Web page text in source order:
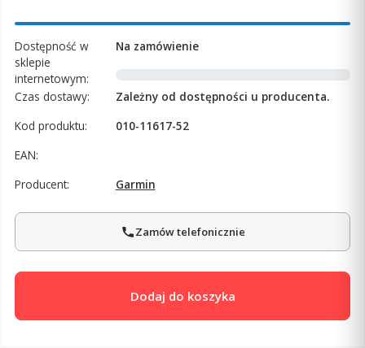
Dostępność w
sklepie
internetowym:
Na zamówienie
Czas dostawy:
Zależny od dostępności u producenta.
Kod produktu:
010-11617-52
EAN:
Producent:
Garmin
Zamów telefonicznie
Dodaj do koszyka